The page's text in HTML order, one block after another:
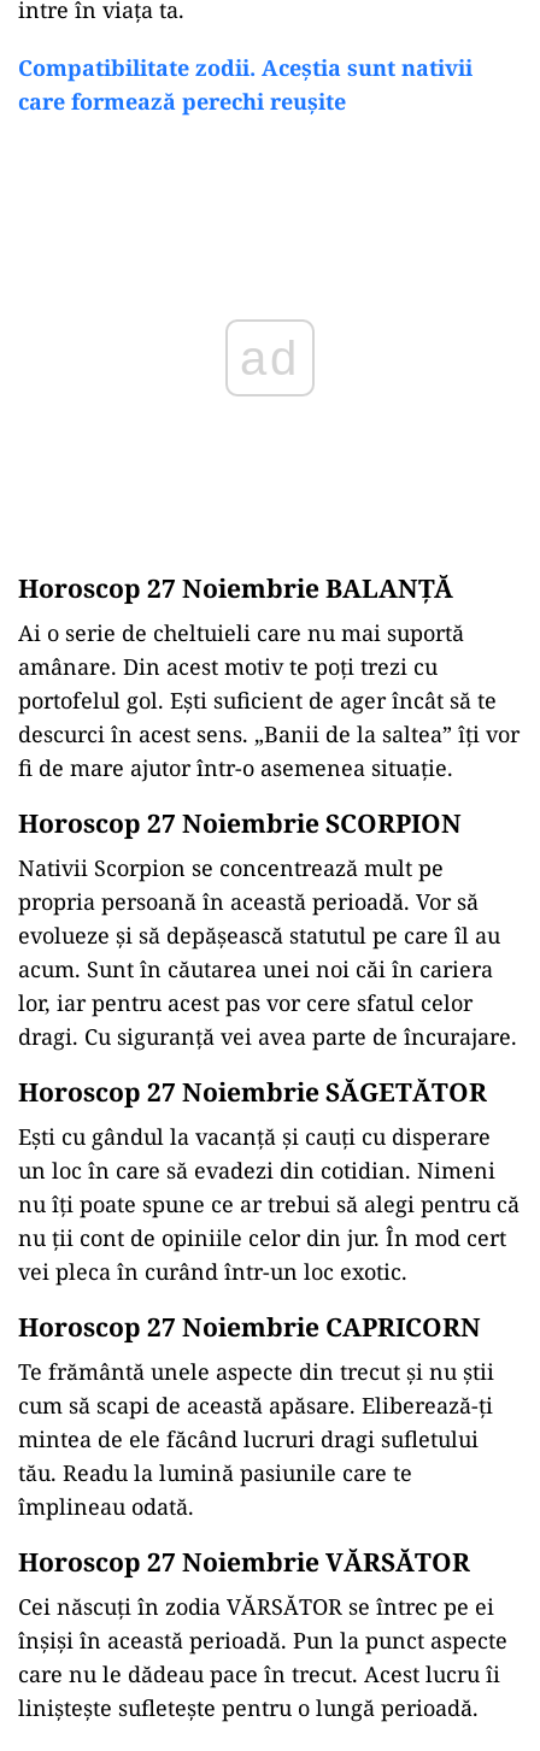
intre în viața ta.
Compatibilitate zodii. Aceștia sunt nativii
care formează perechi reușite
ad
Horoscop 27 Noiembrie BALANȚĂ
Ai o serie de cheltuieli care nu mai suportă
amânare. Din acest motiv te poți trezi cu
portofelul gol. Ești suficient de ager încât să te
descurci în acest sens. „Banii de la saltea” îți vor
fi de mare ajutor într-o asemenea situație.
Horoscop 27 Noiembrie SCORPION
Nativii Scorpion se concentrează mult pe
propria persoană în această perioadă. Vor să
evolueze și să depășească statutul pe care îl au
acum. Sunt în căutarea unei noi căi în cariera
lor, iar pentru acest pas vor cere sfatul celor
dragi. Cu siguranță vei avea parte de încurajare.
Horoscop 27 Noiembrie SĂGETĂTOR
Ești cu gândul la vacanță și cauți cu disperare
un loc în care să evadezi din cotidian. Nimeni
nu îți poate spune ce ar trebui să alegi pentru că
nu ții cont de opiniile celor din jur. În mod cert
vei pleca în curând într-un loc exotic.
Horoscop 27 Noiembrie CAPRICORN
Te frământă unele aspecte din trecut și nu știi
cum să scapi de această apăsare. Eliberează-ți
mintea de ele făcând lucruri dragi sufletului
tău. Readu la lumină pasiunile care te
împlineau odată.
Horoscop 27 Noiembrie VĂRSĂTOR
Cei născuți în zodia VĂRSĂTOR se întrec pe ei
înșiși în această perioadă. Pun la punct aspecte
care nu le dădeau pace în trecut. Acest lucru îi
liniștește sufletește pentru o lungă perioadă.